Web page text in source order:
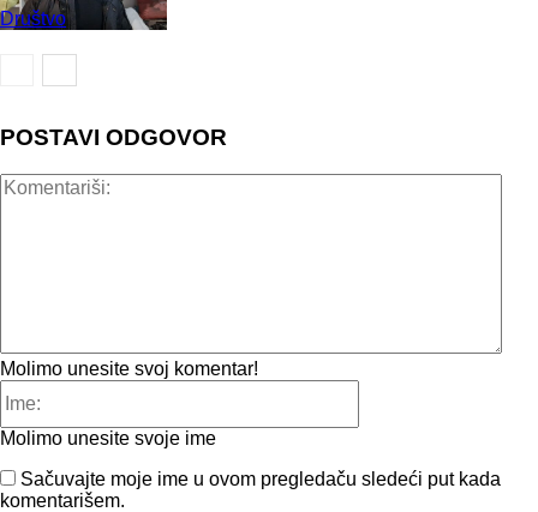
Društvo
POSTAVI ODGOVOR
Molimo unesite svoj komentar!
Molimo unesite svoje ime
Sačuvajte moje ime u ovom pregledaču sledeći put kada
komentarišem.